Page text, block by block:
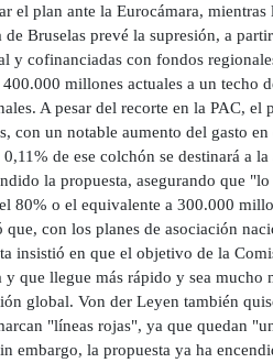
el plan ante la Eurocámara,
Bruselas prevé la supresión, a
y cofinanciadas con fondos
millones actuales a un
A pesar del recorte en la PAC,
con un notable aumento del gasto
de ese colchón se destinará a
la propuesta, asegurando que
80% o el equivalente a 300.000
con los planes de asociación
insistió en que el objetivo de la
que llegue más rápido y sea
global. Von der Leyen también
"líneas rojas", ya que quedan
embargo, la propuesta ya ha